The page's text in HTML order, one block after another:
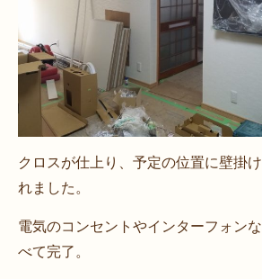
クロスが仕上り、予定の位置に壁掛
れました。
電気のコンセントやインターフォン
べて完了。